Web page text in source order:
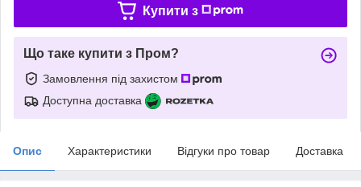
Купити з
Що таке купити з Пром?
Замовлення під захистом
Доступна доставка
Опис Характеристики Відгуки про товар Доставка